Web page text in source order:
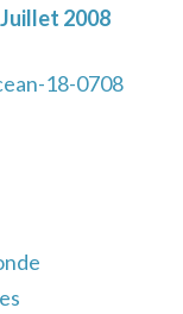
2008
18-0708